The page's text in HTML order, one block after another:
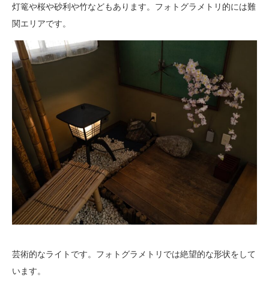
灯篭や桜や砂利や竹などもあります。フォトグラメトリ的には難
関エリアです。
芸術的なライトです。フォトグラメトリでは絶望的な形状をして
います。